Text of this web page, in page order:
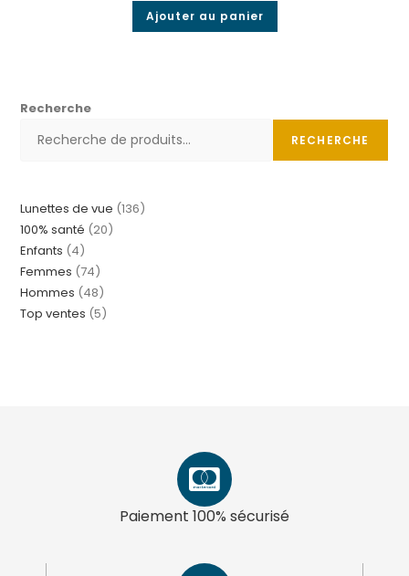
Ajouter au panier
Recherche
RECHERCHE
Lunettes de vue 136
100% santé 20
Enfants 4
Femmes 74
Hommes 48
Top ventes 5
Paiement 100% sécurisé